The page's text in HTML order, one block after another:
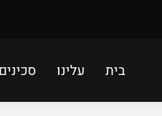
בית עלינו סכינים